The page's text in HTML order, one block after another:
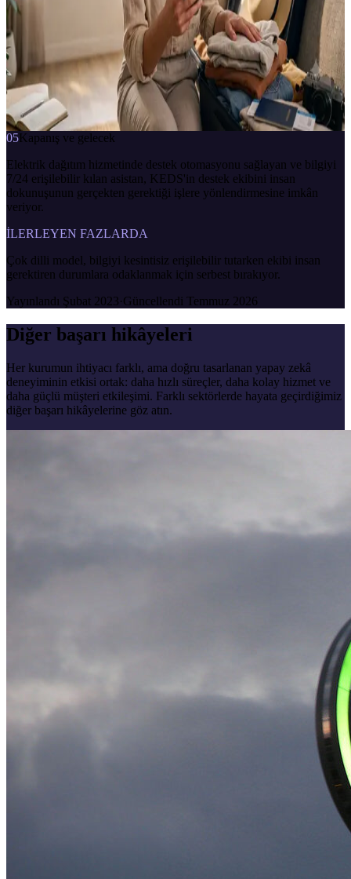
Elektrik kesintisi · Planlı kesinti bilgisi · Müşteri işlemleri · Sıkça
sorulan sorular · Merkezler ve çalışma saatleri
KEDS Danışman
çevrimiçi · anlık yanıt
Bölgemde planlı bir kesinti var mı?
7/24anlık yanıt bağlama duyarlı
İletişime geç
05Kapanış ve gelecek
Elektrik dağıtım hizmetinde destek otomasyonu sağlayan ve bilgiyi
7/24 erişilebilir kılan asistan, KEDS'in destek ekibini insan
dokunuşunun gerçekten gerektiği işlere yönlendirmesine imkân
veriyor.
İLERLEYEN FAZLARDA
Çok dilli model, bilgiyi kesintisiz erişilebilir tutarken ekibi insan
gerektiren durumlara odaklanmak için serbest bırakıyor.
Yayınlandı Şubat 2023·Güncellendi Temmuz 2026
Diğer başarı hikâyeleri
Her kurumun ihtiyacı farklı, ama doğru tasarlanan yapay zekâ
deneyiminin etkisi ortak: daha hızlı süreçler, daha kolay hizmet ve
daha güçlü müşteri etkileşimi. Farklı sektörlerde hayata geçirdiğimiz
diğer başarı hikâyelerine göz atın.